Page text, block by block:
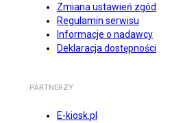
Zmiana ustawień zgód
Regulamin serwisu
Informacje o nadawcy
Deklaracja dostępności
PARTNERZY
E-kiosk.pl